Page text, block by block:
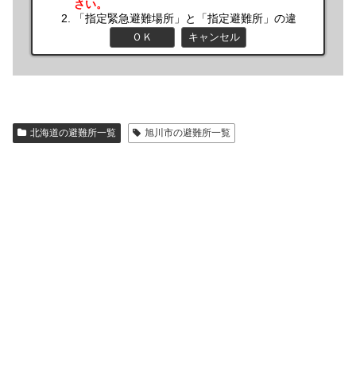
北海道の避難所一覧 旭川市の避難所一覧